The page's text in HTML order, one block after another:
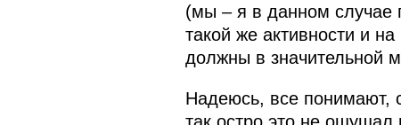
(мы – я в данном случае
такой же активности и
должны в значительной
Надеюсь, все понимают,